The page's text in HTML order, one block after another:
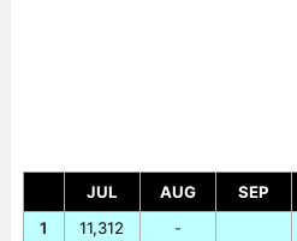
JUL AUG SEP
1
11,312
-